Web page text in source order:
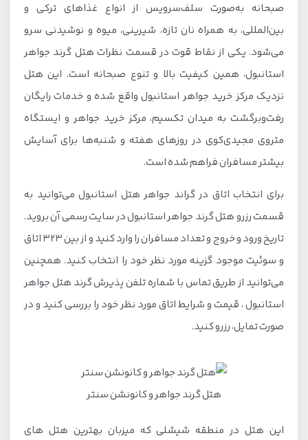
صبحانه به‌صورت سلف‌سرویس از انواع غذاهای ترکی و
بین‌المللی، به همراه نان تازه، شیرینی، میوه و نوشیدنی سرو
می‌شود. یکی از نقاط قوت در قسمت نظرات هتل گرند جواهر
استانبول، همین کیفیت بالا و تنوع صبحانه است. این هتل
نزدیک مرکز خرید جواهر استانبول واقع شده و خدمات رایگان
رفت‌وبرگشت به میدان تکسیم، مرکز خرید جواهر و ایستگاه
متروی مجیدی‌کوی در روزهای هفته و شنبه‌ها برای آسایش
بیشتر مسافران فراهم شده است.
برای انتخاب اتاق در گراند جواهر هتل استانبول می‌توانید به
قسمت رزرو هتل گرند جواهر استانبول در سایت رسمی آن بروید.
تاریخ ورود و خروج و تعداد مسافران را وارد کنید و از بین 323 اتاق
و سوئیت موجود گزینه مورد نظر خود را انتخاب کنید. همچنین
می‌توانید از طریق تماس با شماره تلفن پذیرش گرند هتل جواهر
استانبول ، قیمت و شرایط اتاق مورد نظر خود را بررسی کنید و در
صورت تمایل، رزرو کنید.
هتل گرند جواهر و کانونشن سنتر
این هتل در منطقه شیشلی که میزبان بهترین هتل های